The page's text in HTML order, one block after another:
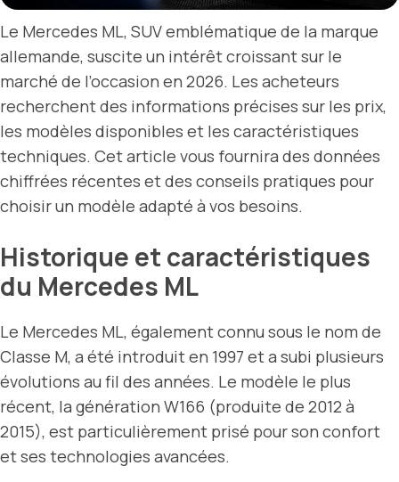
Le Mercedes ML, SUV emblématique de la marque
allemande, suscite un intérêt croissant sur le
marché de l’occasion en 2026. Les acheteurs
recherchent des informations précises sur les prix,
les modèles disponibles et les caractéristiques
techniques. Cet article vous fournira des données
chiffrées récentes et des conseils pratiques pour
choisir un modèle adapté à vos besoins.
Historique et caractéristiques
du Mercedes ML
Le Mercedes ML, également connu sous le nom de
Classe M, a été introduit en 1997 et a subi plusieurs
évolutions au fil des années. Le modèle le plus
récent, la génération W166 (produite de 2012 à
2015), est particulièrement prisé pour son confort
et ses technologies avancées.